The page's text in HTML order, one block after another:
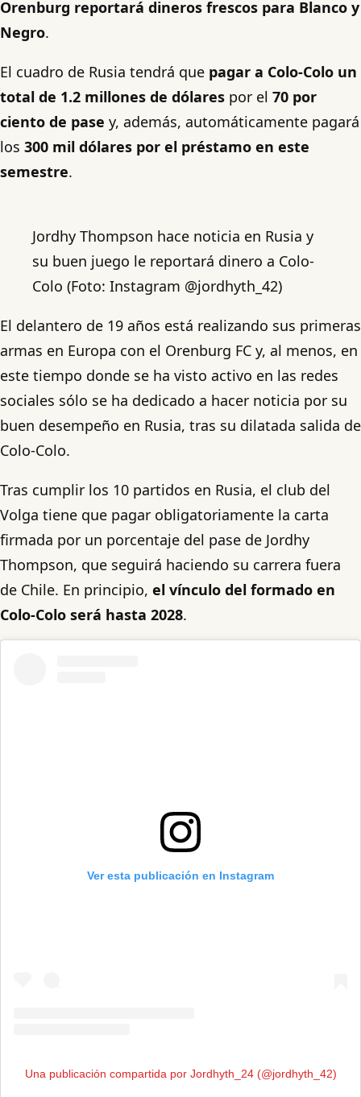
Orenburg reportará dineros frescos para Blanco y
Negro.
El cuadro de Rusia tendrá que pagar a Colo-Colo un
total de 1.2 millones de dólares por el 70 por
ciento de pase y, además, automáticamente pagará
los 300 mil dólares por el préstamo en este
semestre.
Jordhy Thompson hace noticia en Rusia y
su buen juego le reportará dinero a Colo-
Colo (Foto: Instagram @jordhyth_42)
El delantero de 19 años está realizando sus primeras
armas en Europa con el Orenburg FC y, al menos, en
este tiempo donde se ha visto activo en las redes
sociales sólo se ha dedicado a hacer noticia por su
buen desempeño en Rusia, tras su dilatada salida de
Colo-Colo.
Tras cumplir los 10 partidos en Rusia, el club del
Volga tiene que pagar obligatoriamente la carta
firmada por un porcentaje del pase de Jordhy
Thompson, que seguirá haciendo su carrera fuera
de Chile. En principio, el vínculo del formado en
Colo-Colo será hasta 2028.
Ver esta publicación en Instagram
Una publicación compartida por Jordhyth_24 (@jordhyth_42)